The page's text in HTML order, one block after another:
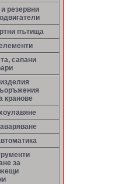
резервни
пътища
сапани
кранове
за